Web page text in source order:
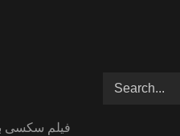
فیلم سکسی